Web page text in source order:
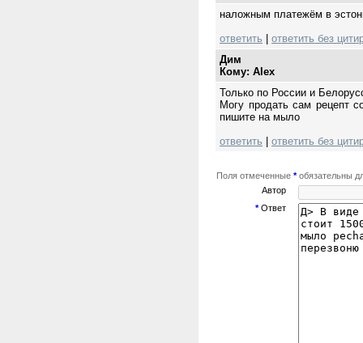
наложным платежём в
ответить
ответить без
Дим
Кому: Alex
Только по России и
Могу продать сам рецепт
пишите на мыло
ответить
ответить без
Поля отмеченные *обязательны
Автор
*Ответ